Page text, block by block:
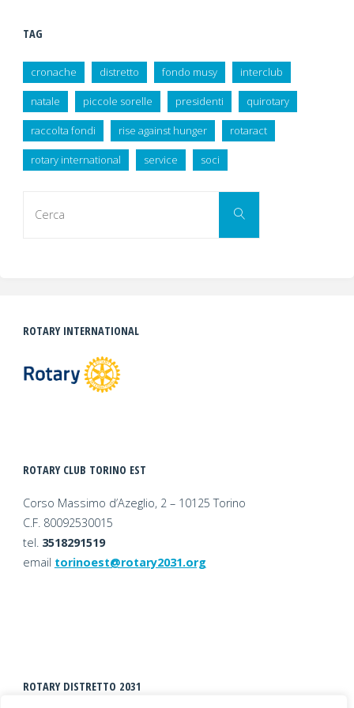
TAG
cronache distretto fondo musy interclub
natale piccole sorelle presidenti quirotary
raccolta fondi rise against hunger rotaract
rotary international service soci
Cerca
ROTARY INTERNATIONAL
ROTARY CLUB TORINO EST
Corso Massimo d’Azeglio, 2 – 10125 Torino
C.F. 80092530015
tel. 3518291519
email torinoest@rotary2031.org
ROTARY DISTRETTO 2031